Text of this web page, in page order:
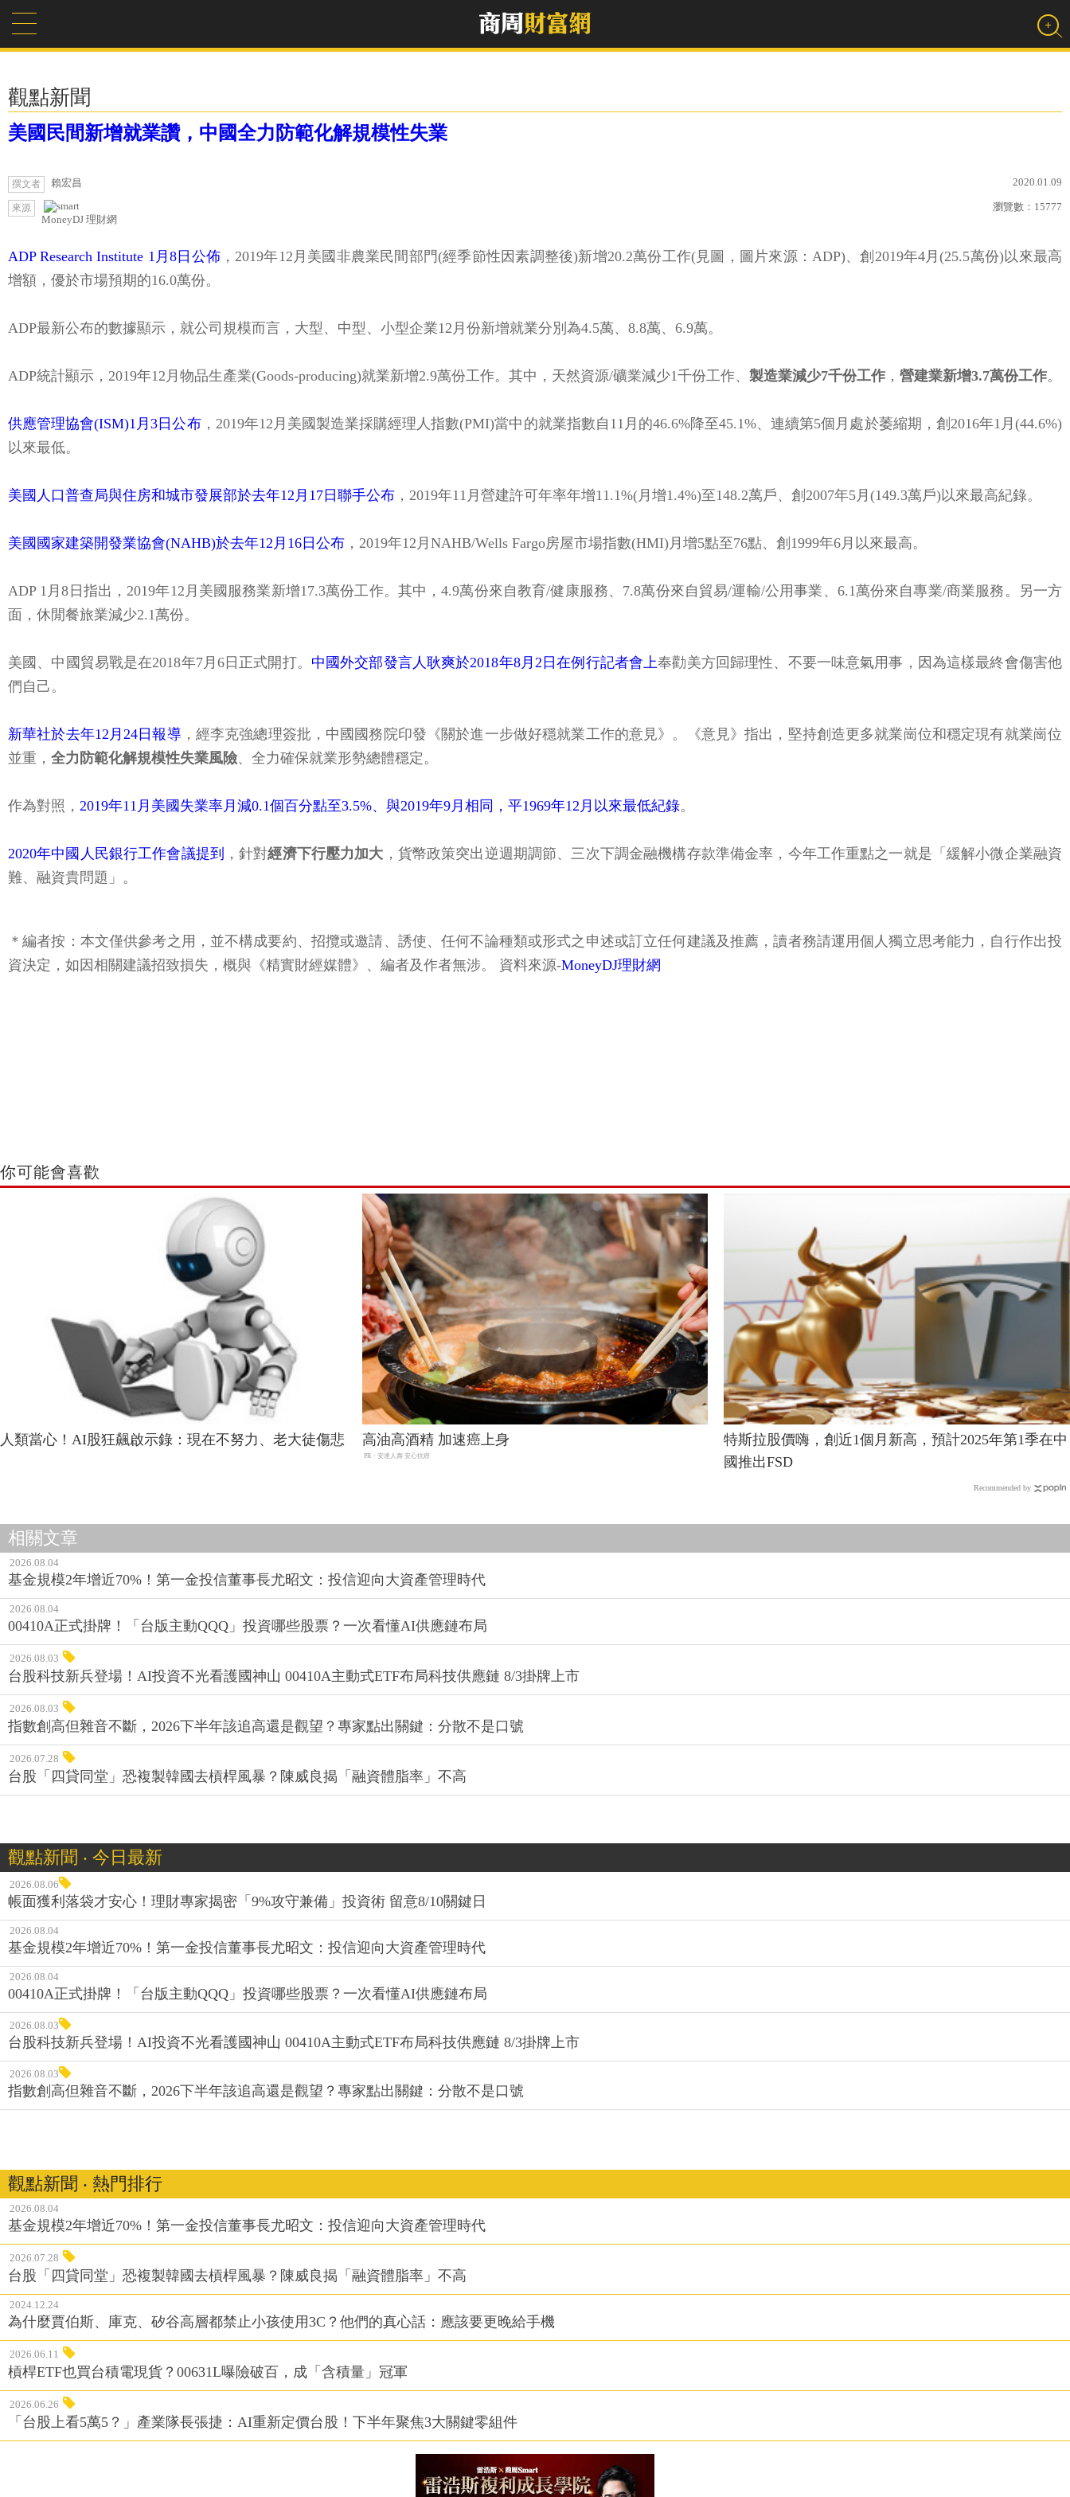
觀點新聞
美國民間新增就業讚，中國全力防範化解規模性失業
撰文者 賴宏昌 2020.01.09
來源
MoneyDJ 理財網
瀏覽數： 15777
ADP Research Institute 1月8日公佈，2019年12月美國非農業民間部門(經季節性因素調整後)新增20.2萬份工作(見圖，圖片來源：ADP)、創2019年4月(25.5萬份)以來最高
增額，優於市場預期的16.0萬份。
ADP最新公布的數據顯示，就公司規模而言，大型、中型、小型企業12月份新增就業分別為4.5萬、8.8萬、6.9萬。
ADP統計顯示，2019年12月物品生產業(Goods-producing)就業新增2.9萬份工作。其中，天然資源/礦業減少1千份工作、 製造業減少7千份工作 ， 營建業新增3.7萬份工作。
供應管理協會(ISM)1月3日公布，2019年12月美國製造業採購經理人指數(PMI)當中的就業指數自11月的46.6%降至45.1%、連續第5個月處於萎縮期，創2016年1月(44.6%)
以來最低。
美國人口普查局與住房和城市發展部於去年12月17日聯手公布 ，2019年11月營建許可年率年增11.1%(月增1.4%)至148.2萬戶、創2007年5月(149.3萬戶)以來最高紀錄。
美國國家建築開發業協會(NAHB)於去年12月16日公布 ，2019年12月NAHB/Wells Fargo房屋市場指數(HMI)月增5點至76點、創1999年6月以來最高。
ADP 1月8日指出，2019年12月美國服務業新增17.3萬份工作。其中，4.9萬份來自教育/健康服務、7.8萬份來自貿易/運輸/公用事業、6.1萬份來自專業/商業服務。另一方
面，休閒餐旅業減少2.1萬份。
美國、中國貿易戰是在2018年7月6日正式開打。 中國外交部發言人耿爽於2018年8月2日在例行記者會上奉勸美方回歸理性、不要一味意氣用事，因為這樣最終會傷害他
們自己。
新華社於去年12月24日報導，經李克強總理簽批，中國國務院印發《關於進一步做好穩就業工作的意見》。《意見》指出，堅持創造更多就業崗位和穩定現有就業崗位
並重， 全力防範化解規模性失業風險、全力確保就業形勢總體穩定。
作為對照， 2019年11月美國失業率月減0.1個百分點至3.5%、與2019年9月相同，平1969年12月以來最低紀錄。
2020年中國人民銀行工作會議提到 ，針對經濟下行壓力加大 ，貨幣政策突出逆週期調節、三次下調金融機構存款準備金率，今年工作重點之一就是「緩解小微企業融資
難、融資貴問題」。
＊編者按：本文僅供參考之用，並不構成要約、招攬或邀請、誘使、任何不論種類或形式之申述或訂立任何建議及推薦，讀者務請運用個人獨立思考能力，自行作出投
資決定，如因相關建議招致損失，概與《精實財經媒體》、編者及作者無涉。 資料來源-MoneyDJ理財網
你可能會喜歡
人類當心！AI股狂飆啟示錄：現在不努力、老大徒傷悲 高油高酒精 加速癌上身
PR・安達人壽 安心抗癌
特斯拉股價嗨，創近1個月新高，預計2025年第1季在中
國推出FSD
Recommended by
相關文章
2026.08.04
基金規模2年增近70%！第一金投信董事長尤昭文：投信迎向大資產管理時代
2026.08.04
00410A正式掛牌！「台版主動QQQ」投資哪些股票？一次看懂AI供應鏈布局
2026.08.03
台股科技新兵登場！AI投資不光看護國神山 00410A主動式ETF布局科技供應鏈 8/3掛牌上市
2026.08.03
指數創高但雜音不斷，2026下半年該追高還是觀望？專家點出關鍵：分散不是口號
2026.07.28
台股「四貸同堂」恐複製韓國去槓桿風暴？陳威良揭「融資體脂率」不高
觀點新聞 ‧ 今日最新
2026.08.06
帳面獲利落袋才安心！理財專家揭密「9%攻守兼備」投資術 留意8/10關鍵日
2026.08.04
基金規模2年增近70%！第一金投信董事長尤昭文：投信迎向大資產管理時代
2026.08.04
00410A正式掛牌！「台版主動QQQ」投資哪些股票？一次看懂AI供應鏈布局
2026.08.03
台股科技新兵登場！AI投資不光看護國神山 00410A主動式ETF布局科技供應鏈 8/3掛牌上市
2026.08.03
指數創高但雜音不斷，2026下半年該追高還是觀望？專家點出關鍵：分散不是口號
觀點新聞 ‧ 熱門排行
2026.08.04
基金規模2年增近70%！第一金投信董事長尤昭文：投信迎向大資產管理時代
2026.07.28
台股「四貸同堂」恐複製韓國去槓桿風暴？陳威良揭「融資體脂率」不高
2024.12.24
為什麼賈伯斯、庫克、矽谷高層都禁止小孩使用3C？他們的真心話：應該要更晚給手機
2026.06.11
槓桿ETF也買台積電現貨？00631L曝險破百，成「含積量」冠軍
2026.06.26
「台股上看5萬5？」產業隊長張捷：AI重新定價台股！下半年聚焦3大關鍵零組件